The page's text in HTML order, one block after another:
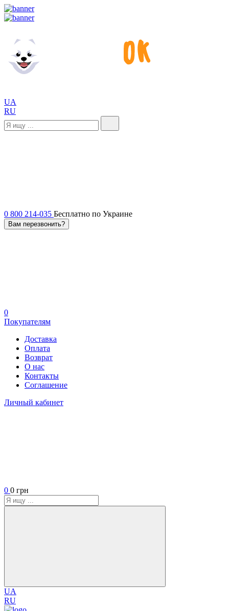
UA
RU
0 800 214-035 Бесплатно по Украине
Вам перезвонить?
0
Покупателям
Доставка
Оплата
Возврат
О нас
Контакты
Соглашение
Личный кабинет
0 0 грн
UA
RU